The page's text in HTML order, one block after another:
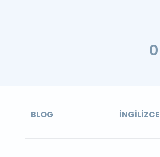
BLOG